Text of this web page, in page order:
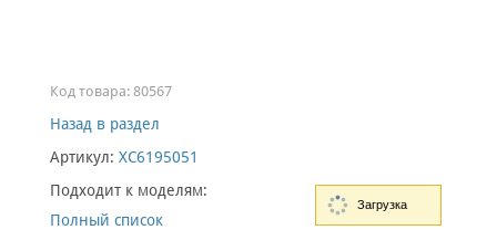
Код товара: 80567
Назад в раздел
Артикул: XC6195051
Подходит к моделям:
Полный список
Загрузка